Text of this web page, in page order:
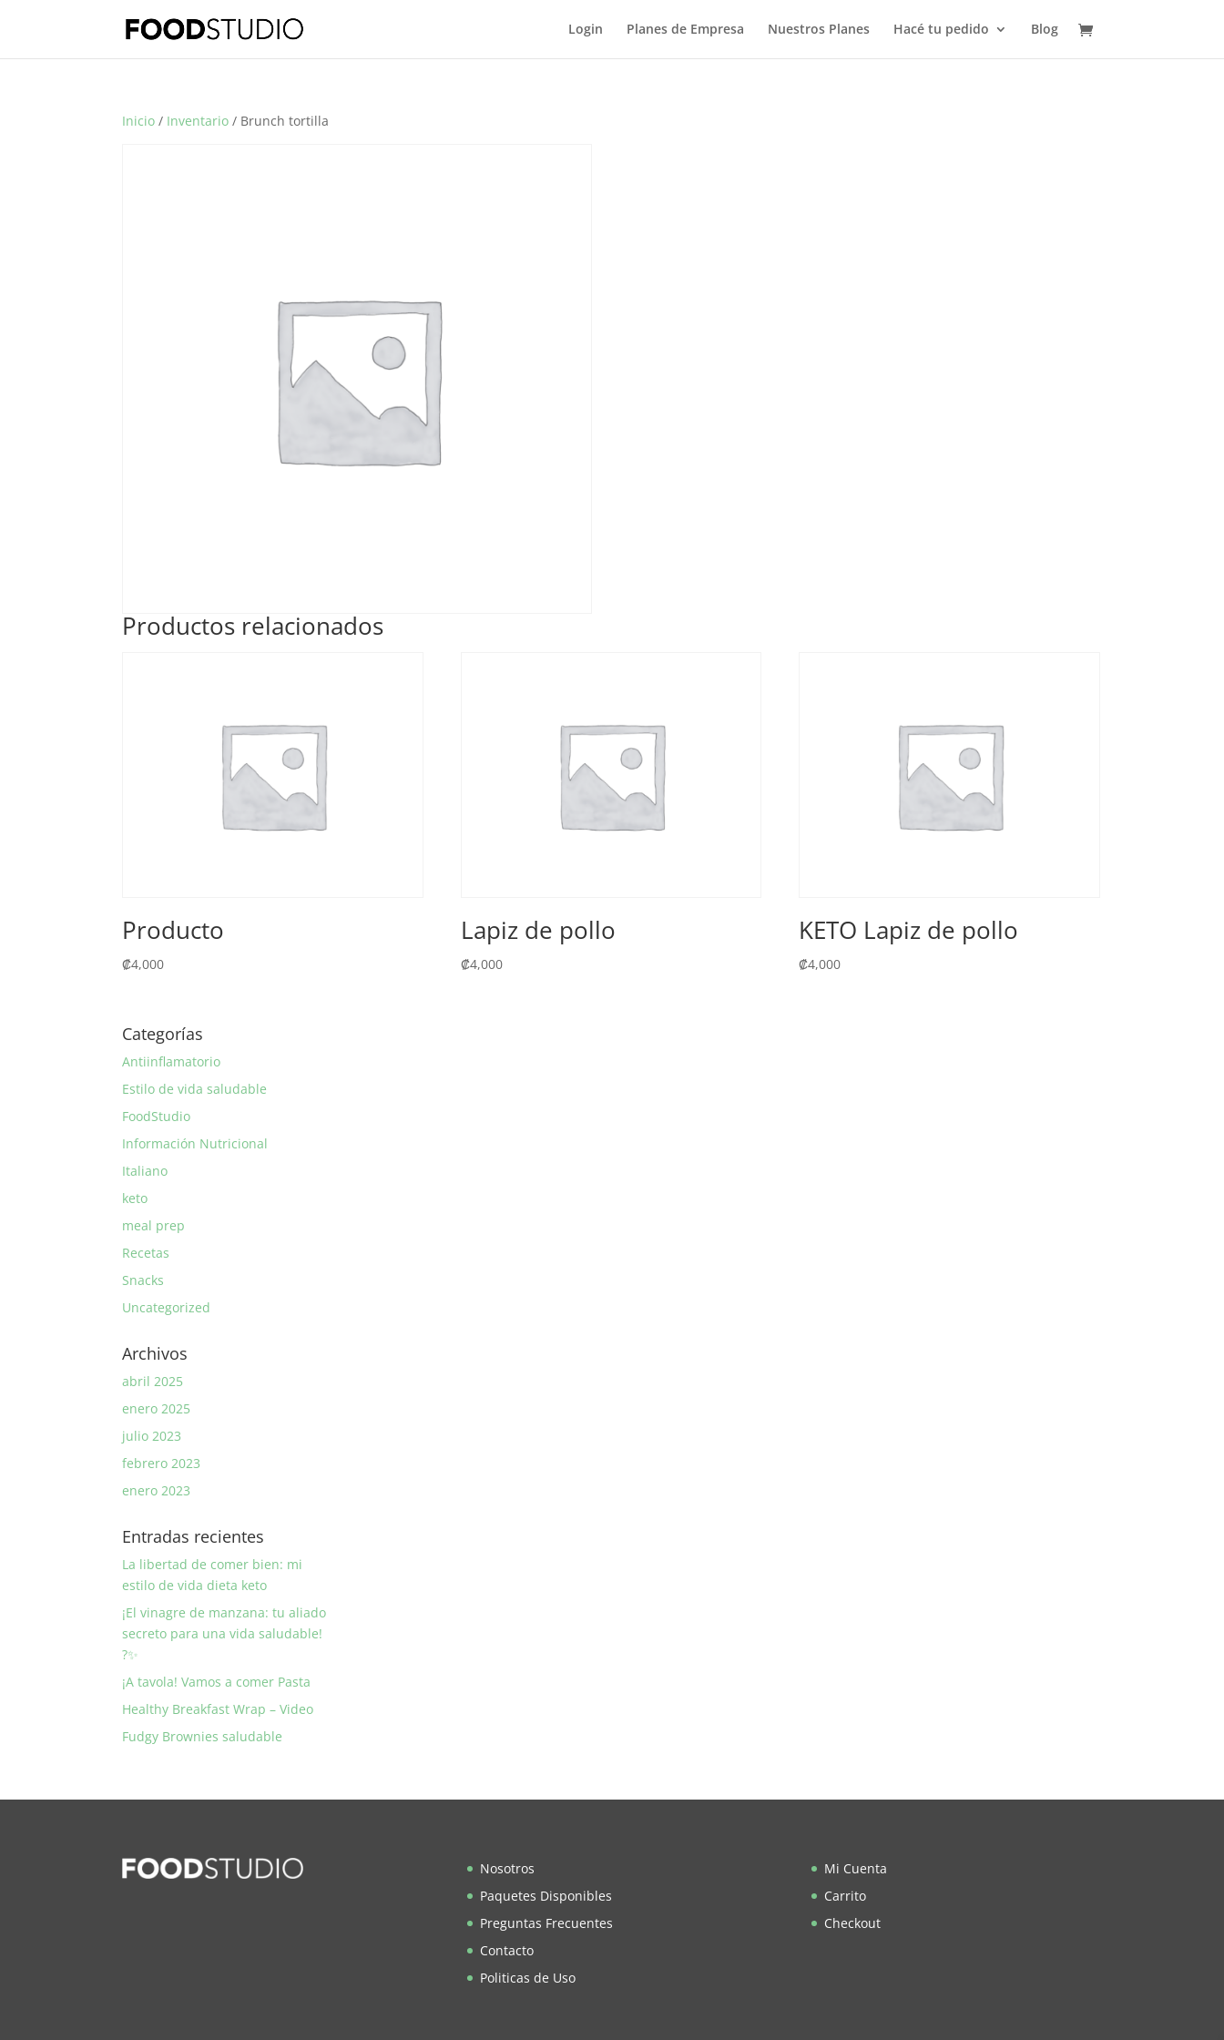
Login Planes de Empresa Nuestros Planes Hacé tu pedido Blog
Inicio / Inventario / Brunch tortilla
Productos relacionados
Producto
₡4,000
Lapiz de pollo
₡4,000
KETO Lapiz de pollo
₡4,000
Categorías
Antiinflamatorio
Estilo de vida saludable
FoodStudio
Información Nutricional
Italiano
keto
meal prep
Recetas
Snacks
Uncategorized
Archivos
abril 2025
enero 2025
julio 2023
febrero 2023
enero 2023
Entradas recientes
La libertad de comer bien: mi
estilo de vida dieta keto
¡El vinagre de manzana: tu aliado
secreto para una vida saludable!
?✨
¡A tavola! Vamos a comer Pasta
Healthy Breakfast Wrap – Video
Fudgy Brownies saludable
Nosotros
Paquetes Disponibles
Preguntas Frecuentes
Contacto
Politicas de Uso
Mi Cuenta
Carrito
Checkout